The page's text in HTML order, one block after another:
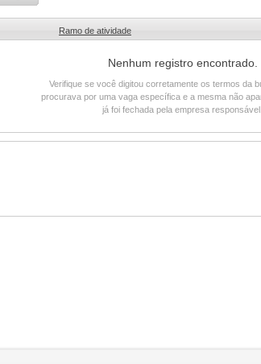
Ramo de atividade
Nenhum registro encontrado.
Verifique se você digitou corretamente os termos da
procurava por uma vaga específica e a mesma não
já foi fechada pela empresa responsável.